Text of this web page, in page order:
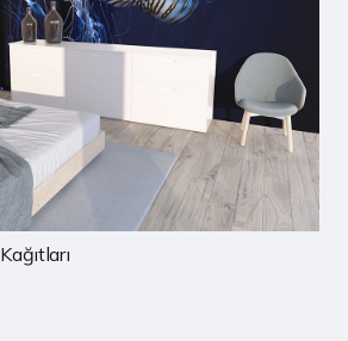
Odası Duvar Kağıtları